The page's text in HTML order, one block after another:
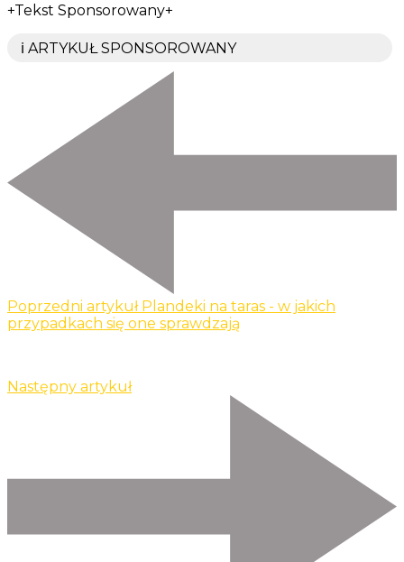
+Tekst Sponsorowany+
ℹ️ ARTYKUŁ SPONSOROWANY
Poprzedni artykuł Plandeki na taras - w jakich
przypadkach się one sprawdzają
Następny artykuł